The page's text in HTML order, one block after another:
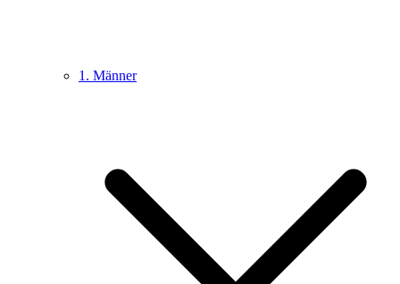
1. Männer